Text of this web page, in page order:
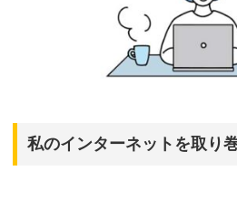
私のインターネットを取り